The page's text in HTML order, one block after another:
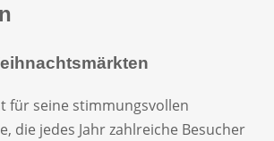
für seine stimmungsvollen
die jedes Jahr zahlreiche Besucher